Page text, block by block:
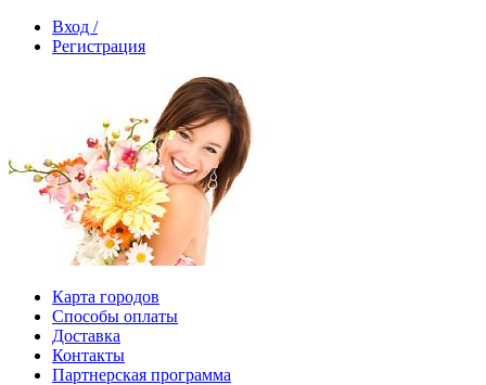
Вход /
Регистрация
Карта городов
Способы оплаты
Доставка
Контакты
Партнерская программа